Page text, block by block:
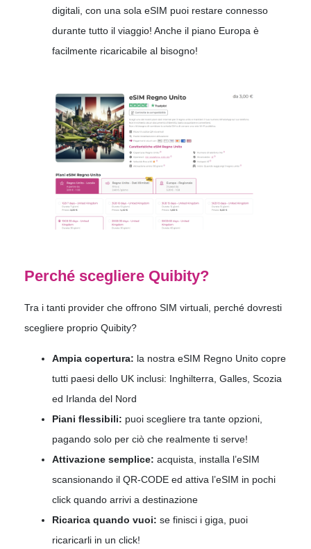
digitali, con una sola eSIM puoi restare connesso
durante tutto il viaggio! Anche il piano Europa è
facilmente ricaricabile al bisogno!
Perché scegliere Quibity?
Tra i tanti provider che offrono SIM virtuali, perché dovresti
scegliere proprio Quibity?
Ampia copertura: la nostra eSIM Regno Unito copre
tutti paesi dello UK inclusi: Inghilterra, Galles, Scozia
ed Irlanda del Nord
Piani flessibili: puoi scegliere tra tante opzioni,
pagando solo per ciò che realmente ti serve!
Attivazione semplice: acquista, installa l’eSIM
scansionando il QR-CODE ed attiva l’eSIM in pochi
click quando arrivi a destinazione
Ricarica quando vuoi: se finisci i giga, puoi
ricaricarli in un click!